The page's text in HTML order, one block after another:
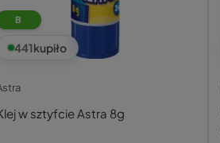
B
441kupiło
w sztyfcie Astra 8g